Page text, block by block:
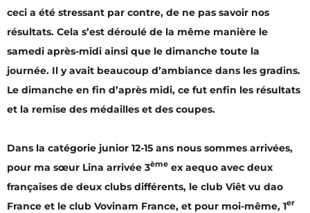
ceci a été stressant par contre, de ne pas savoir nos
résultats. Cela s’est déroulé de la même manière le
samedi après-midi ainsi que le dimanche toute la
journée. Il y avait beaucoup d’ambiance dans les gradins.
Le dimanche en fin d’après midi, ce fut enfin les résultats
et la remise des médailles et des coupes.
Dans la catégorie junior 12-15 ans nous sommes arrivées,
pour ma sœur Lina arrivée 3ème ex aequo avec deux
françaises de deux clubs différents, le club Viêt vu dao
France et le club Vovinam France, et pour moi-même, 1er